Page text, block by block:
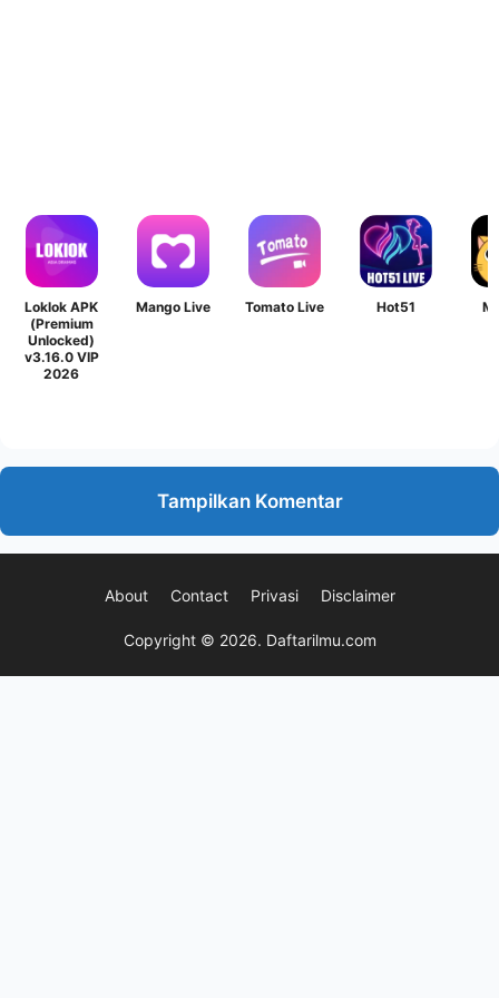
Loklok APK
(Premium
Unlocked)
v3.16.0 VIP
2026
Mango Live Tomato Live Hot51
Tampilkan Komentar
About Contact Privasi Disclaimer
Copyright © 2026. Daftarilmu.com